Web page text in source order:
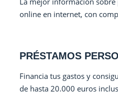
online en internet, con
PRÉSTAMOS
Financia tus gastos y
de hasta 20.000 euros